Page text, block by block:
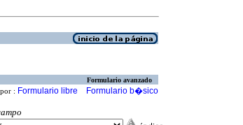
Formulario avanzado
: Formulario libre Formulario b�sico